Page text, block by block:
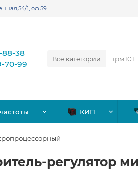
1, оф.59
Все категории
88-38
70-99
КИП
регулятор